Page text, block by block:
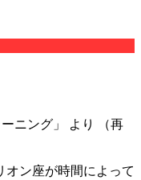
ニング 」 より （再
ン座が時間によって